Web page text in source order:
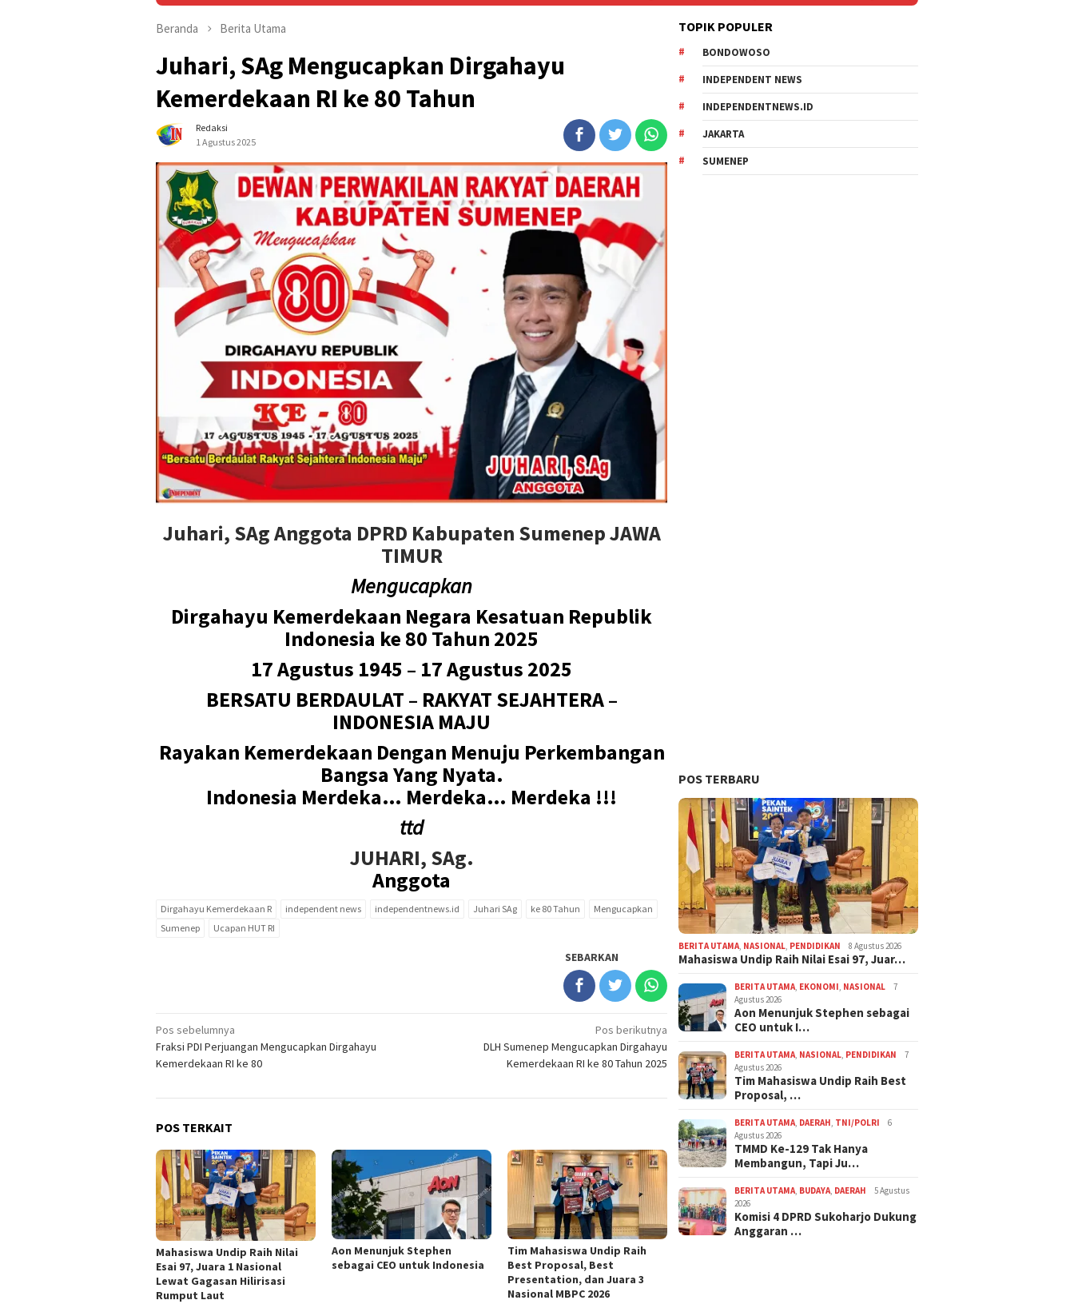
Beranda Berita Utama
Juhari, SAg Mengucapkan Dirgahayu
Kemerdekaan RI ke 80 Tahun
Redaksi
1 Agustus 2025
Juhari, SAg Anggota DPRD Kabupaten Sumenep JAWA
TIMUR
Mengucapkan
Dirgahayu Kemerdekaan Negara Kesatuan Republik
Indonesia ke 80 Tahun 2025
17 Agustus 1945 – 17 Agustus 2025
BERSATU BERDAULAT – RAKYAT SEJAHTERA –
INDONESIA MAJU
Rayakan Kemerdekaan Dengan Menuju Perkembangan
Bangsa Yang Nyata.
Indonesia Merdeka… Merdeka… Merdeka !!!
ttd
JUHARI, SAg.
Anggota
Dirgahayu Kemerdekaan R independent news independentnews.id Juhari SAg ke 80 Tahun
Mengucapkan
Sumenep
Ucapan HUT RI
SEBARKAN
Navigasi
pos
Pos sebelumnya
Fraksi PDI Perjuangan Mengucapkan Dirgahayu
Kemerdekaan RI ke 80
Pos berikutnya
DLH Sumenep Mengucapkan Dirgahayu
Kemerdekaan RI ke 80 Tahun 2025
POS TERKAIT
Mahasiswa Undip Raih Nilai
Esai 97, Juara 1 Nasional
Lewat Gagasan Hilirisasi
Rumput Laut
Aon Menunjuk Stephen
sebagai CEO untuk Indonesia
Tim Mahasiswa Undip Raih
Best Proposal, Best
Presentation, dan Juara 3
Nasional MBPC 2026
TOPIK POPULER
BONDOWOSO
INDEPENDENT NEWS
INDEPENDENTNEWS.ID
JAKARTA
SUMENEP
POS TERBARU
BERITA UTAMA NASIONAL PENDIDIKAN 8 Agustus 2026
Mahasiswa Undip Raih Nilai Esai 97, Juar…
BERITA UTAMA EKONOMI NASIONAL
7
Agustus 2026
Aon Menunjuk Stephen sebagai
CEO untuk I…
BERITA UTAMA NASIONAL PENDIDIKAN
7
Agustus 2026
Tim Mahasiswa Undip Raih Best
Proposal, …
BERITA UTAMA DAERAH TNI/POLRI
6
Agustus 2026
TMMD Ke-129 Tak Hanya
Membangun, Tapi Ju…
BERITA UTAMA BUDAYA DAERAH
5 Agustus
2026
Komisi 4 DPRD Sukoharjo Dukung
Anggaran …